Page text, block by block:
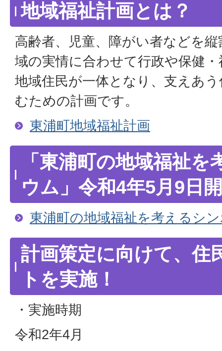
地域福祉計画とは？
高齢者、児童、障がい者などを
域の実情に合わせて行政や保健
地域住民が一体となり、支えあ
むための計画です。
東浦町地域福祉計画
「東浦町の地域福祉
ウム」令和4年5月9日
東浦町の地域福祉を考えるシ
計画策定に向けて、住
トを実施！
・実施時期
令和2年4月